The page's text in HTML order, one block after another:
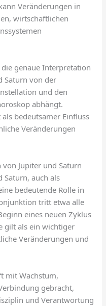
Veränderungen in
wirtschaftlichen
genaue Interpretation
Saturn von der
und den
abhängt.
bedeutsamer Einfluss
Veränderungen
Jupiter und Saturn
Saturn, auch als
bedeutende Rolle in
tritt etwa alle
eines neuen Zyklus
gilt als ein wichtiger
Veränderungen und
mit Wachstum,
gebracht,
und Verantwortung